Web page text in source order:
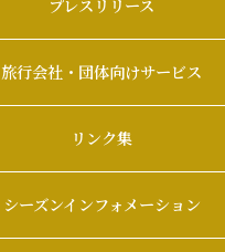
プレスリリース
旅行会社・団体向けサービス
リンク集
シーズンインフォメーション